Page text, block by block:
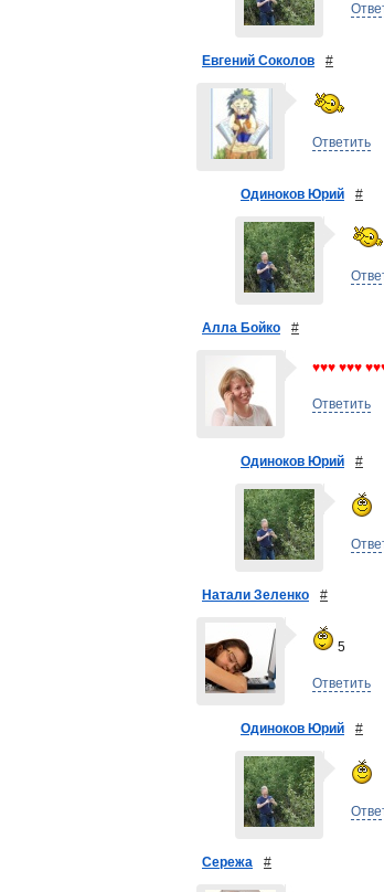
Евгений Соколов #
Ответить
Одиноков Юрий #
Алла Бойко #
♥♥♥ ♥♥♥
Ответить
Одиноков Юрий #
Натали Зеленко #
5
Ответить
Одиноков Юрий #
Сережа #